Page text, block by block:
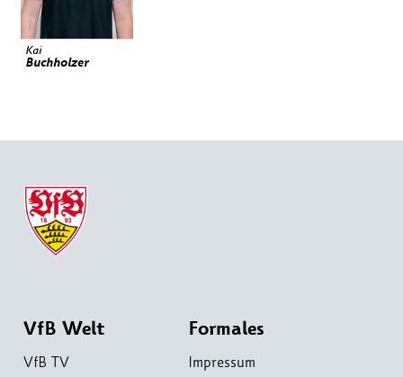
Kai
Buchholzer
VfB Welt
VfB TV
Formales
Impressum